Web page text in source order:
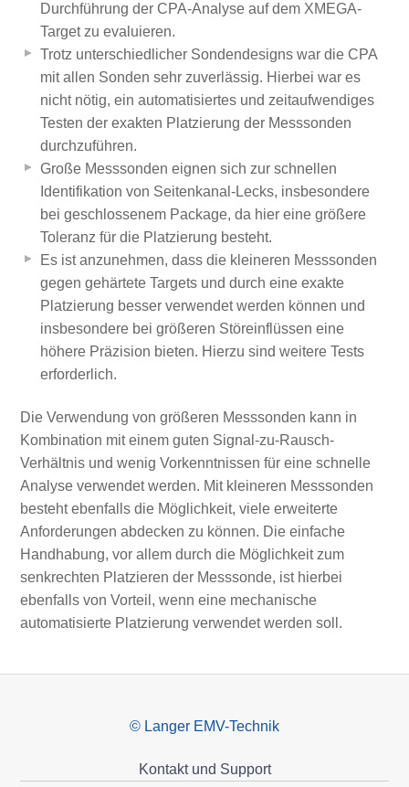
Durchführung der CPA-Analyse auf dem XMEGA-
Target zu evaluieren.
Trotz unterschiedlicher Sondendesigns war die CPA
mit allen Sonden sehr zuverlässig. Hierbei war es
nicht nötig, ein automatisiertes und zeitaufwendiges
Testen der exakten Platzierung der Messsonden
durchzuführen.
Große Messsonden eignen sich zur schnellen
Identifikation von Seitenkanal-Lecks, insbesondere
bei geschlossenem Package, da hier eine größere
Toleranz für die Platzierung besteht.
Es ist anzunehmen, dass die kleineren Messsonden
gegen gehärtete Targets und durch eine exakte
Platzierung besser verwendet werden können und
insbesondere bei größeren Störeinflüssen eine
höhere Präzision bieten. Hierzu sind weitere Tests
erforderlich.
Die Verwendung von größeren Messsonden kann in
Kombination mit einem guten Signal-zu-Rausch-
Verhältnis und wenig Vorkenntnissen für eine schnelle
Analyse verwendet werden. Mit kleineren Messsonden
besteht ebenfalls die Möglichkeit, viele erweiterte
Anforderungen abdecken zu können. Die einfache
Handhabung, vor allem durch die Möglichkeit zum
senkrechten Platzieren der Messsonde, ist hierbei
ebenfalls von Vorteil, wenn eine mechanische
automatisierte Platzierung verwendet werden soll.
© Langer EMV-Technik
Kontakt und Support